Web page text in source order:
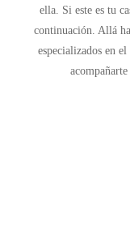
ella. Si este es tu
continuación. Allá
especializados en